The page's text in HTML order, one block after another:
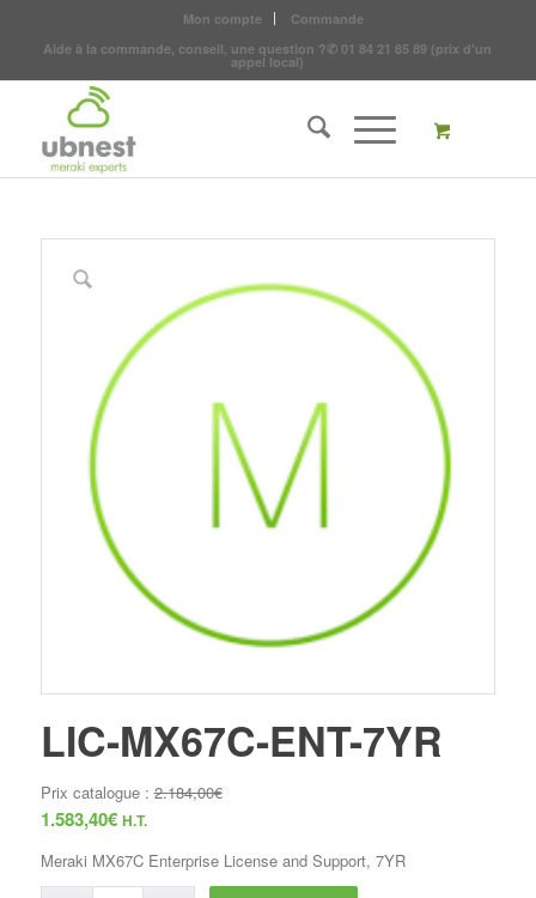
Mon compte
Commande
Aide à la commande, conseil, une question ?✆ 01 84 21 85 89 (prix d'un
appel local)
LIC-MX67C-ENT-7YR
Prix catalogue :2.184,00€
1.583,40€ H.T.
Meraki MX67C Enterprise License and Support, 7YR